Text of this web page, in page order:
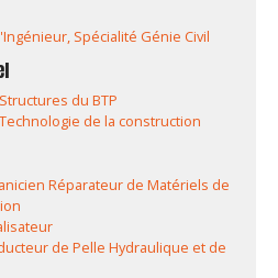
Spécialité Génie Civil
du BTP
de la construction
Réparateur de Matériels de
de Pelle Hydraulique et de